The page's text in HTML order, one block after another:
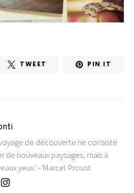
TWEET PIN IT
de découverte ne consiste
de nouveaux paysages, mais à
yeux.' - Marcel Proust